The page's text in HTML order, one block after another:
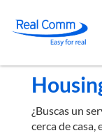
¿Buscas un
cerca de